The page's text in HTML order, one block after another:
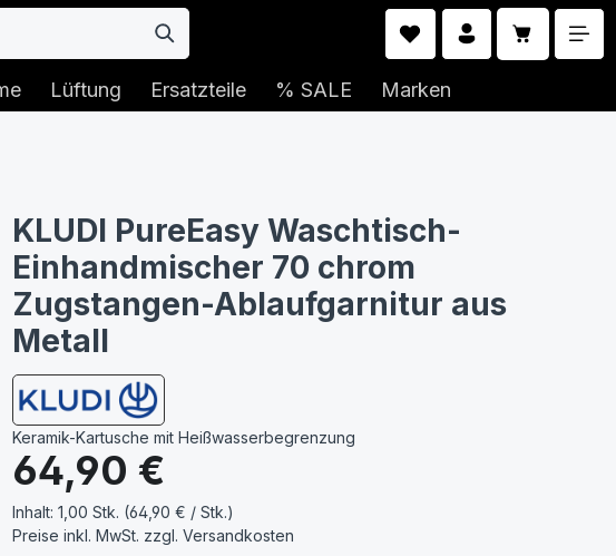
Lüftung Ersatzteile % SALE Marken
KLUDI PureEasy Waschtisch-
Einhandmischer 70 chrom
Zugstangen-Ablaufgarnitur aus
Metall
Keramik-Kartusche mit Heißwasserbegrenzung
64,90 €
Inhalt:1,00 Stk. (64,90 € / Stk.)
Preise inkl. MwSt. zzgl.Versandkosten